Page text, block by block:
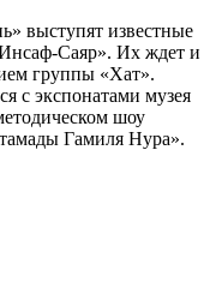
выступят известные
Саяр». Их ждет и
группы «Хат».
с экспонатами музея
шоу
Гамиля Нура».